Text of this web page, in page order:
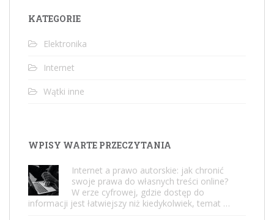
KATEGORIE
Elektronika
Internet
Wątki inne
WPISY WARTE PRZECZYTANIA
Internet a prawo autorskie: jak chronić
swoje prawa do własnych treści online?
W erze cyfrowej, gdzie dostęp do
informacji jest łatwiejszy niż kiedykolwiek, temat …